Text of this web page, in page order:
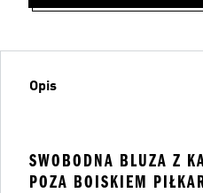
Opis
SWOBODNA BLUZA Z
POZA BOISKIEM